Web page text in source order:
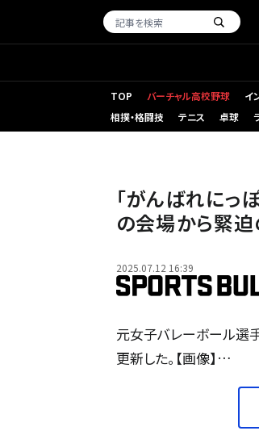
TOP バーチャル高校野球 イ
相撲・格闘技
テニス 卓球
「がんばれにっ
の会場から緊
2025.07.12 16:39
元女子バレーボール選
更新した。【画像】…